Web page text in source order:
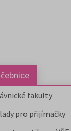
fakulty
pro přijímačky